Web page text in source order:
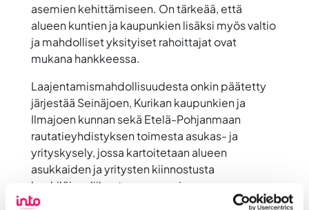
asemien kehittämiseen. On tärkeää, että
alueen kuntien ja kaupunkien lisäksi myös valtio
ja mahdolliset yksityiset rahoittajat ovat
mukana hankkeessa.
Laajentamismahdollisuudesta onkin päätetty
järjestää Seinäjoen, Kurikan kaupunkien ja
Ilmajoen kunnan sekä Etelä-Pohjanmaan
rautatieyhdistyksen toimesta asukas- ja
yrityskysely, jossa kartoitetaan alueen
asukkaiden ja yritysten kiinnostusta
henkilöjunaliikenteen avaamiseen.
Asukaskyselyyn voi käydä vastaamassa